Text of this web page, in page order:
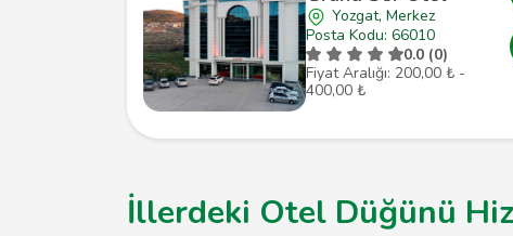
Yozgat, Merkez
Posta Kodu: 66010
0.0 (0)
Fiyat Aralığı: 200,00 ₺ -
400,00 ₺
İllerdeki Otel Düğünü